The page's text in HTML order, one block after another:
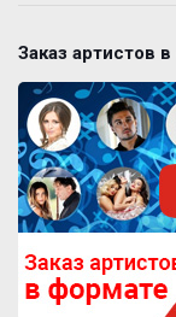
Заказ артистов